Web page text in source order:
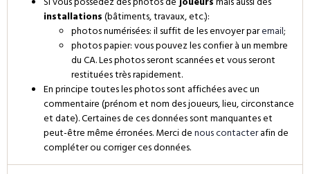
installations(bâtiments, travaux, etc.):
photos numérisées: il suffit de les envoyer paremail;
photos papier: vous pouvez les confier à un membre
du CA. Les photos seront scannées et vous seront
restituées très rapidement.
En principe toutes les photos sont affichées avec un
commentaire (prénom et nom des joueurs, lieu, circonstance
et date). Certaines de ces données sont manquantes et
peut-être même érronées. Merci denous contacterafin de
compléter ou corriger ces données.